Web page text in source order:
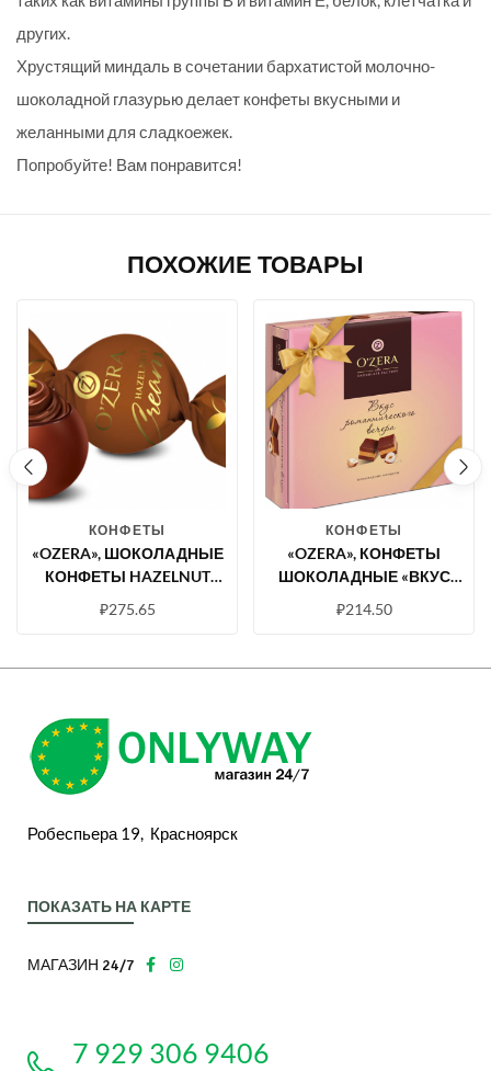
других.
Хрустящий миндаль в сочетании бархатистой молочно-
шоколадной глазурью делает конфеты вкусными и
желанными для сладкоежек.
Попробуйте! Вам понравится!
ПОХОЖИЕ ТОВАРЫ
КОНФЕТЫ
«OZERA», ШОКОЛАДНЫЕ
КОНФЕТЫ HAZELNUT
₽275.65
КОНФЕТЫ
«OZERA», КОНФЕТЫ
ШОКОЛАДНЫЕ «ВКУС
₽214.50
Робеспьера 19, Красноярск
ПОКАЗАТЬ НА КАРТЕ
МАГАЗИН 24/7
7 929 306 9406